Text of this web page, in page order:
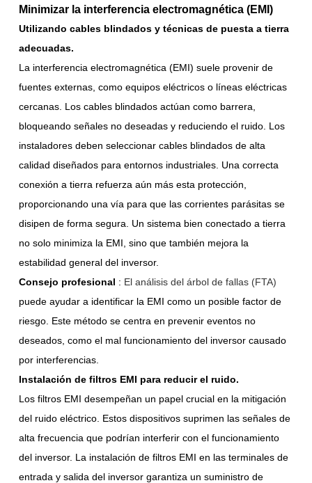
Minimizar la interferencia electromagnética (EMI)
Utilizando cables blindados y técnicas de puesta a tierra
adecuadas.
La interferencia electromagnética (EMI) suele provenir de
fuentes externas, como equipos eléctricos o líneas eléctricas
cercanas. Los cables blindados actúan como barrera,
bloqueando señales no deseadas y reduciendo el ruido. Los
instaladores deben seleccionar cables blindados de alta
calidad diseñados para entornos industriales. Una correcta
conexión a tierra refuerza aún más esta protección,
proporcionando una vía para que las corrientes parásitas se
disipen de forma segura. Un sistema bien conectado a tierra
no solo minimiza la EMI, sino que también mejora la
estabilidad general del inversor.
Consejo profesional : El análisis del árbol de fallas (FTA)
puede ayudar a identificar la EMI como un posible factor de
riesgo. Este método se centra en prevenir eventos no
deseados, como el mal funcionamiento del inversor causado
por interferencias.
Instalación de filtros EMI para reducir el ruido.
Los filtros EMI desempeñan un papel crucial en la mitigación
del ruido eléctrico. Estos dispositivos suprimen las señales de
alta frecuencia que podrían interferir con el funcionamiento
del inversor. La instalación de filtros EMI en las terminales de
entrada y salida del inversor garantiza un suministro de